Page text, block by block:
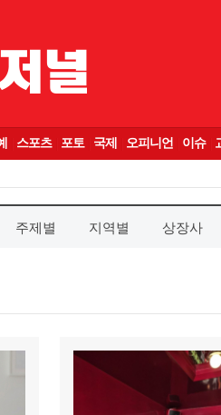
주제별 지역별 상장사